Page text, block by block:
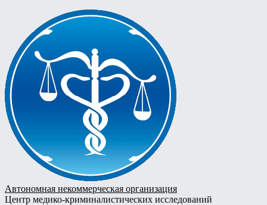
content
Автономная некоммерческая организация
Центр медико-криминалистических исследований